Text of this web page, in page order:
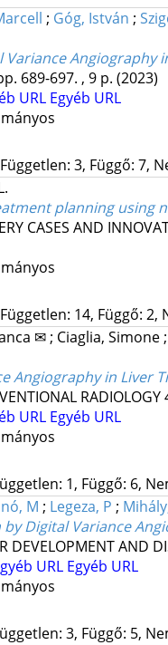
; Góg, István ;
Variance
689-697. , 9 p. (2023)
URL Egyéb URL
3, Függő: 7,
planning using
CASES AND
14, Függő: 2,
✉; Ciaglia, Simone;
Angiography in Liver
RADIOLOGY
URL Egyéb URL
1, Függő: 6,
M ; Legeza, P ;
Digital Variance
DEVELOPMENT AND
URL Egyéb URL
3, Függő: 5,